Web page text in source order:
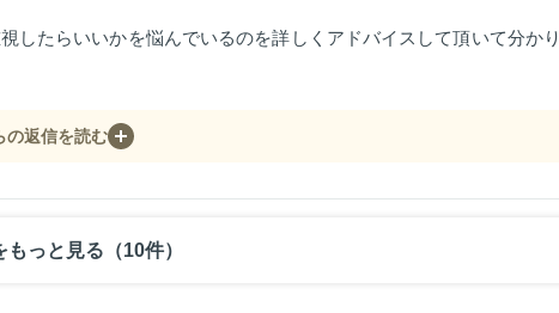
したらいいかを悩んでいるのを詳しくアドバイスして頂いて分かり
の返信を読む
っと見る（10件）